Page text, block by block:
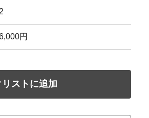
2
円
ストに追加